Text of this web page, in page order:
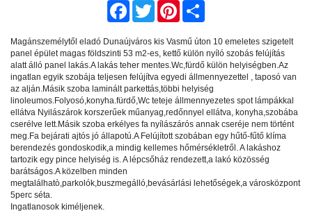
FacebookTwitter Pinterest
Magánszemélytől eladó Dunaújváros kis Vasmű úton 10 emeletes szigetelt
panel épület magas földszinti 53 m2-es, kettő külön nyíló szobás felújítás
alatt álló panel lakás.A lakás teher mentes.Wc,fürdő külön helyiségben.Az
ingatlan egyik szobája teljesen felújítva egyedi állmennyezettel , taposó van
az alján.Másik szoba laminált parkettás,többi helyiség
linoleumos.Folyosó,konyha.fürdő,Wc teteje állmennyezetes spot lámpákkal
ellátva Nyilászárok korszerűek műanyag,redőnnyel ellátva, konyha,szobába
cserélve lett.Másik szoba erkélyes fa nyílászárós annak cseréje nem történt
meg.Fa bejárati ajtós jó állapotú.A Felújított szobában egy hűtő-fűtő klíma
berendezés gondoskodik,a mindig kellemes hőmérsékletről. A lakáshoz
tartozik egy pince helyiség is. A lépcsőház rendezett,a lakó közösség
barátságos.A közelben minden
megtalálhatò,parkolók,buszmegálló,bevásárlási lehetőségek,a városközpont
5perc séta.
Ingatlanosok kiméljenek.